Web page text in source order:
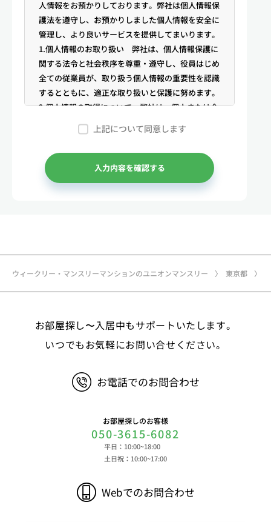
ウィークリー・マンスリーマンションのユニオンマンスリー 東京都
人情報をお預かりしております。弊社は個人情報保
護法を遵守し、お預かりしました個人情報を安全に
管理し、より良いサービスを提供してまいります。
1.個人情報のお取り扱い 弊社は、個人情報保護に
関する法令と社会秩序を尊重・遵守し、役員はじめ
全ての従業員が、取り扱う個人情報の重要性を認識
するとともに、適正な取り扱いと保護に努めます。
2.個人情報の取得について 弊社は、個人または企
業からの電話・メール等のお問合せや公開情報（登
記簿謄本、電話帳、インターネット掲載情報等）な
どから適法かつ公正な手段により個人情報を取得い
たします。
3.弊社が保有する個人情報 （1）マンスリー物件
メールアドレス、アカウントのIDおよびパスワー
等 ③決済に関する情報 クレジットカードに関す
ービスのご利用に際して取得する情報 端末識別
子、広告識別子、IPアドレス、クッキーデータおよ
閲覧時刻、リファラー情報ならびにクッキーIDや広
対するお問い合わせ・ご連絡等に関する情報等 ま
た、お客様の個人情報は、弊社のデータベースシス
テムに登録されます。登録されるお客様の個人情報
積書等をもとに登録されます。 （2）弊社と賃貸
借契約を締結している不動産所有者様および所有者
上記について同意します
入力内容を確認する
お部屋探し〜入居中もサポートいたします。
いつでもお気軽にお問い合せください。
お電話でのお問合わせ
お部屋探しのお客様
050-3615-6082
平日：10:00~18:00
土日祝：10:00~17:00
Webでのお問合わせ